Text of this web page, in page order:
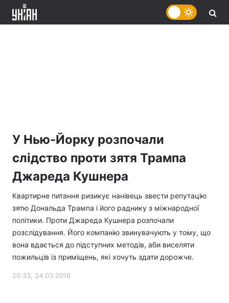
У Нью-Йорку розпочали
слідство проти зятя Трампа
Джареда Кушнера
Квартирне питання ризикує нанівець звести репутацію
зятю Дональда Трампа і його раднику з міжнародної
політики. Проти Джареда Кушнера розпочали
розслідування. Його компанію звинувачують у тому, що
вона вдається до підступних методів, аби виселяти
пожильців із приміщень, які хочуть здати дорожче.
20:33, 24.03.2018